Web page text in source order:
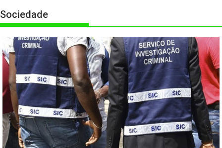
Sociedade